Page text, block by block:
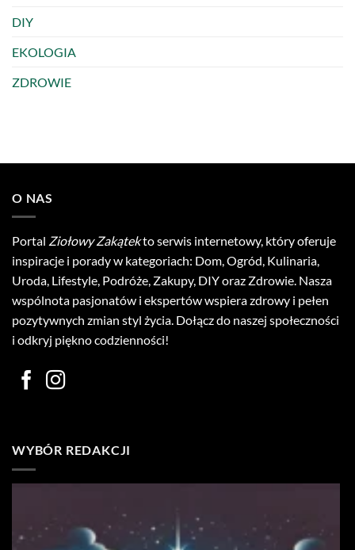
DIY
EKOLOGIA
ZDROWIE
O NAS
Portal Ziołowy Zakątekto serwis internetowy, który oferuje
inspiracje i porady w kategoriach: Dom, Ogród, Kulinaria,
Uroda, Lifestyle, Podróże, Zakupy, DIY oraz Zdrowie. Nasza
wspólnota pasjonatów i ekspertów wspiera zdrowy i pełen
pozytywnych zmian styl życia. Dołącz do naszej społeczności
i odkryj piękno codzienności!
WYBÓR REDAKCJI